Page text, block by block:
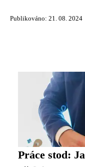
Publikováno: 21. 08. 2024
Práce stod: